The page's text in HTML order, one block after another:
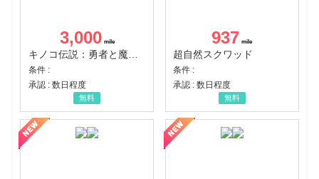
3,000
キノコ伝説：勇者と魔法のランプ
条件 :
承認 : 数日程度
無料
937
超自然スクワッド
条件 :
承認 : 数日程度
無料